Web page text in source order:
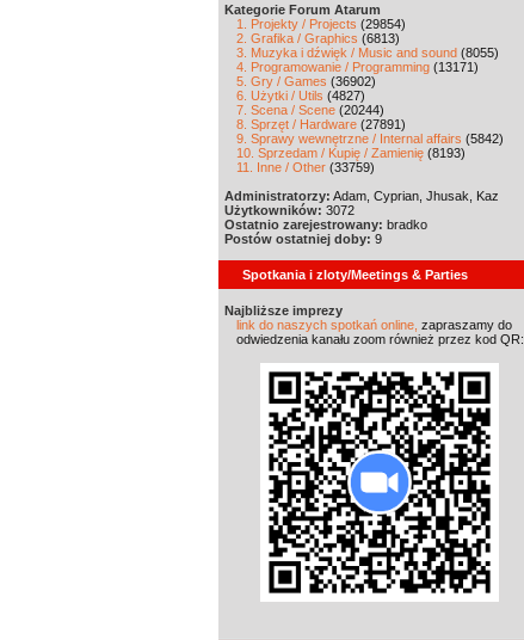
Kategorie Forum Atarum
1. Projekty / Projects (29854)
2. Grafika / Graphics (6813)
3. Muzyka i dźwięk / Music and sound (8055)
4. Programowanie / Programming (13171)
5. Gry / Games (36902)
6. Użytki / Utils (4827)
7. Scena / Scene (20244)
8. Sprzęt / Hardware (27891)
9. Sprawy wewnętrzne / Internal affairs (5842)
10. Sprzedam / Kupię / Zamienię (8193)
11. Inne / Other (33759)
Administratorzy: Adam, Cyprian, Jhusak, Kaz
Użytkowników: 3072
Ostatnio zarejestrowany: bradko
Postów ostatniej doby: 9
Spotkania i zloty/Meetings & Parties
Najbliższe imprezy
link do naszych spotkań online, zapraszamy do
odwiedzenia kanału zoom również przez kod QR: